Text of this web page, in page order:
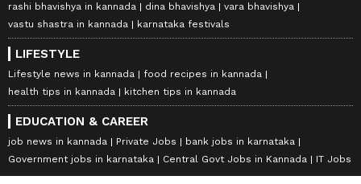
rashi bhavishya in kannada dina bhavishya
vara bhavishya
vastu shastra in kannada
karnataka festivals
LIFESTYLE
Lifestyle news in kannada
food recipes in kannada
health tips in kannada
kitchen tips in kannada
EDUCATION & CAREER
job news in kannada Private Jobs
bank jobs in karnataka
Government jobs in karnataka
Central Govt Jobs in Kannada IT Jobs